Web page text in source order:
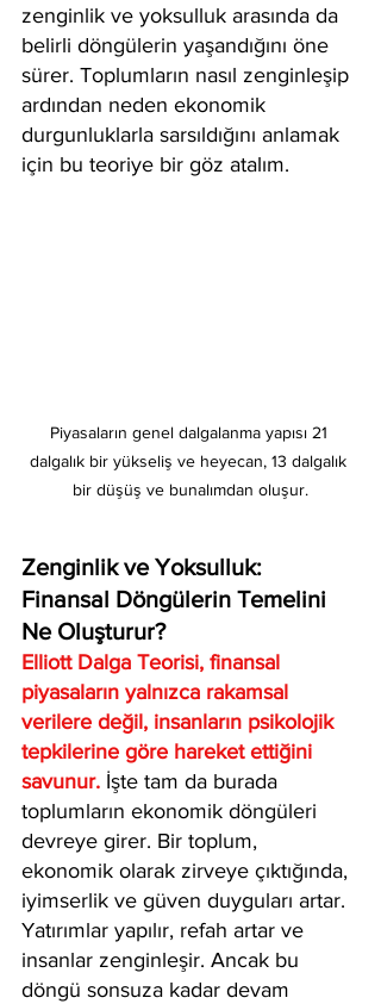
zenginlik ve yoksulluk arasında da
belirli döngülerin yaşandığını öne
sürer. Toplumların nasıl zenginleşip
ardından neden ekonomik
durgunluklarla sarsıldığını anlamak
için bu teoriye bir göz atalım.
Piyasaların genel dalgalanma yapısı 21
dalgalık bir yükseliş ve heyecan, 13 dalgalık
bir düşüş ve bunalımdan oluşur.
Zenginlik ve Yoksulluk:
Finansal Döngülerin Temelini
Ne Oluşturur?
Elliott Dalga Teorisi, finansal
piyasaların yalnızca rakamsal
verilere değil, insanların psikolojik
tepkilerine göre hareket ettiğini
savunur. İşte tam da burada
toplumların ekonomik döngüleri
devreye girer. Bir toplum,
ekonomik olarak zirveye çıktığında,
iyimserlik ve güven duyguları artar.
Yatırımlar yapılır, refah artar ve
insanlar zenginleşir. Ancak bu
döngü sonsuza kadar devam